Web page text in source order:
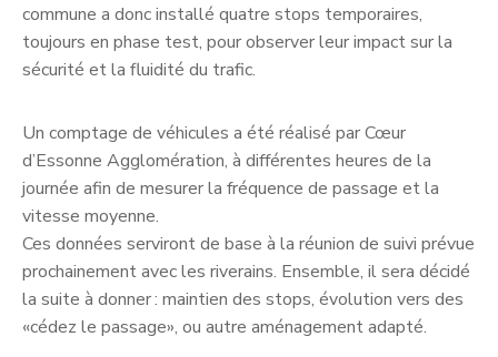
commune a donc installé quatre stops temporaires,
toujours en phase test, pour observer leur impact sur la
sécurité et la fluidité du trafic.
Un comptage de véhicules a été réalisé par Cœur
d’Essonne Agglomération, à différentes heures de la
journée afin de mesurer la fréquence de passage et la
vitesse moyenne.
Ces données serviront de base à la réunion de suivi prévue
prochainement avec les riverains. Ensemble, il sera décidé
la suite à donner : maintien des stops, évolution vers des
«cédez le passage», ou autre aménagement adapté.